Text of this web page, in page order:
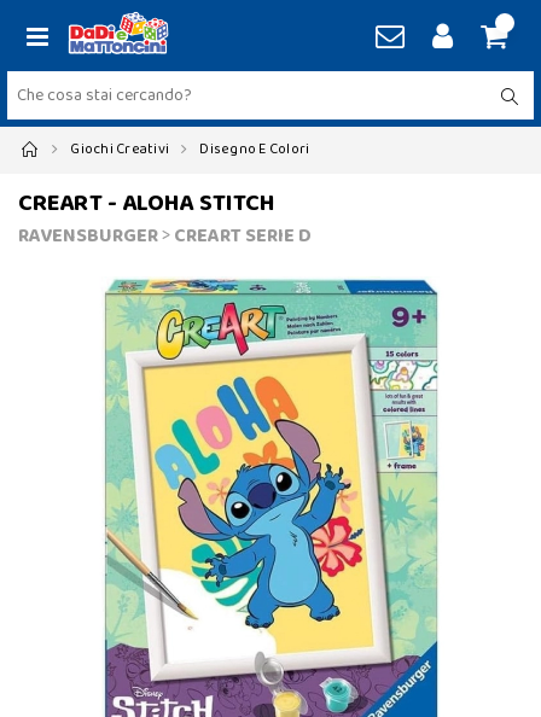
Giochi Creativi Disegno E Colori
CREART - ALOHA STITCH
RAVENSBURGER>CREART SERIE D